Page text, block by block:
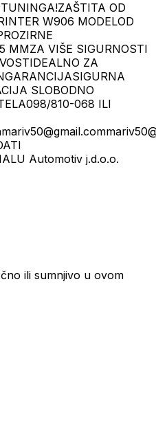
OD
W906 MODELOD
MMZA VIŠE SIGURNOSTI
ZA
SLOBODNO
810-068 ILI
Automotiv j.d.o.o.
ili sumnjivo u ovom